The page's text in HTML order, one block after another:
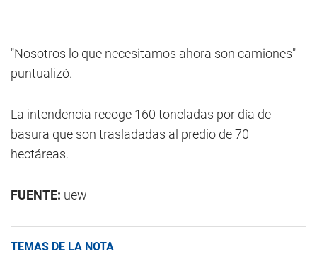
"Nosotros lo que necesitamos ahora son camiones"
puntualizó.
La intendencia recoge 160 toneladas por día de
basura que son trasladadas al predio de 70
hectáreas.
FUENTE: uew
TEMAS DE LA NOTA